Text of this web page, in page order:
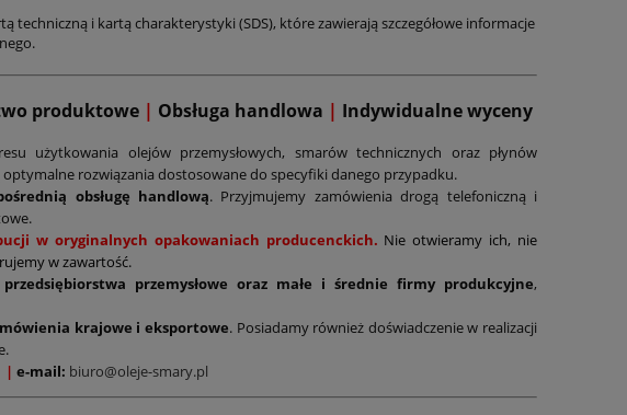
techniczną i kartą charakterystyki (SDS), które zawierają szczegółowe informacje
produktowe | Obsługa handlowa | Indywidualne wyceny
użytkowania olejów przemysłowych, smarów technicznych oraz płynów
rozwiązania dostosowane do specyfiki danego przypadku.
obsługę handlową. Przyjmujemy zamówienia drogą telefoniczną i
w oryginalnych opakowaniach producenckich. Nie otwieramy ich, nie
w zawartość.
przemysłowe oraz małe i średnie firmy produkcyjne,
krajowe i eksportowe. Posiadamy również doświadczenie w realizacji
| e-mail: biuro@oleje-smary.pl